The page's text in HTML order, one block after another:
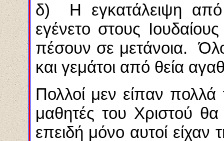
δ) Η εγκατάλειψη
εγένετο στους
πέσουν σε μετάνοια.
και γεμάτοι από θεία
Πολλοί μεν είπαν
μαθητές του Χριστού θα
επειδή μόνο αυτοί